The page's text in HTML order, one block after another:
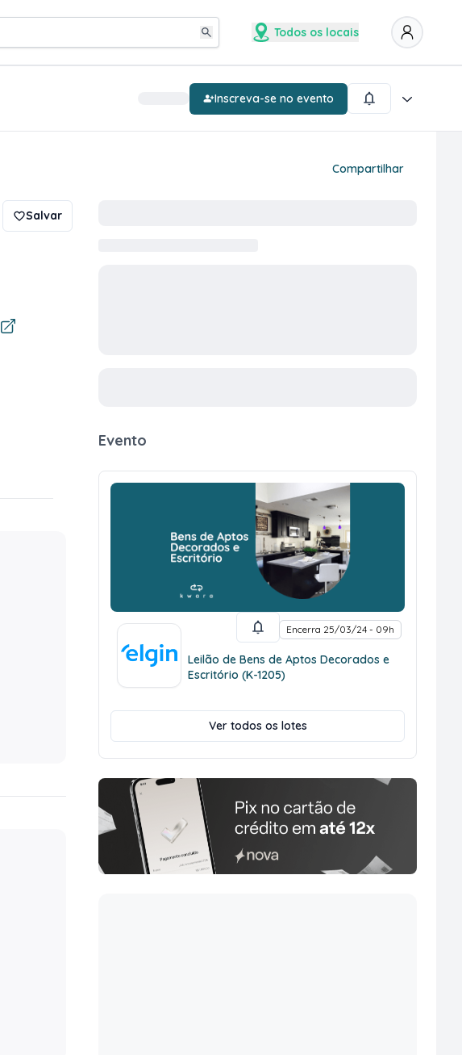
Todos os locais
Inscreva-se no evento
Compartilhar
Salvar
Evento
Encerra 25/03/24 - 09h
Leilão de Bens de Aptos Decorados e
Escritório (K-1205)
Ver todos os lotes